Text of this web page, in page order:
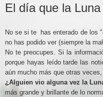
El día que la
No se si te has enterado de los
no has podido ver (siempre la
No te preocupes. Si la
porque hayas leído tarde las
aún mucho más que otras veces,
¿Alguien vio alguna vez la
más grande y brillante de lo